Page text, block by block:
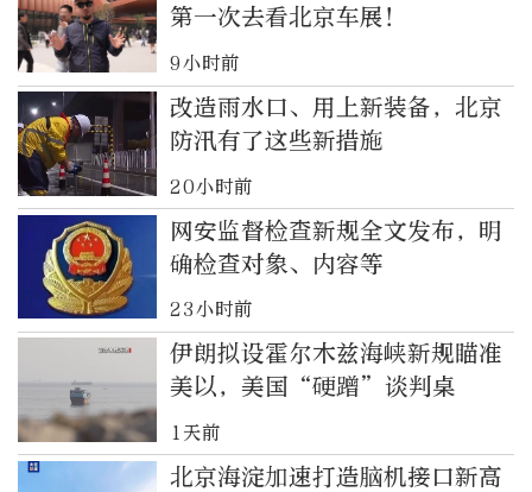
第一次去看北京车展！
9小时前
改造雨水口、用上新装备，北京
防汛有了这些新措施
20小时前
网安监督检查新规全文发布，明
确检查对象、内容等
23小时前
伊朗拟设霍尔木兹海峡新规瞄准
美以，美国“硬蹭”谈判桌
1天前
北京海淀加速打造脑机接口新高